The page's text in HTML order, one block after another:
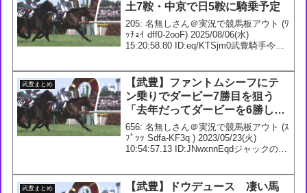
土7鞍・中京で日5鞍に騎乗予定
205: 名無しさん＠実況で競馬板アウト (ﾜ
ｯﾁｮｲ dff0-2ooF) 2025/08/06(水)
15:20:58.80 ID:eq/KTSjm0武豊騎手今週
武豊まとめ
【武豊】ファントムシーフにテ
ン乗りでダービー7勝目を狙う
「去年だってダービーを6勝した
人はいなかったんだからね」
656: 名無しさん＠実況で競馬板アウト (ｽ
ﾌﾟｯｯ Sdfa-KF3q ) 2023/05/23(火)
10:54:57.13 ID:JNwxnnEqdジャックの時
武豊まとめ
【武豊】ドウデュース 凄い馬